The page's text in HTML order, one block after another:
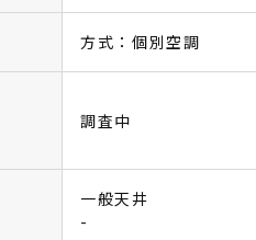
方式：個別空調
調査中
一般天井
-